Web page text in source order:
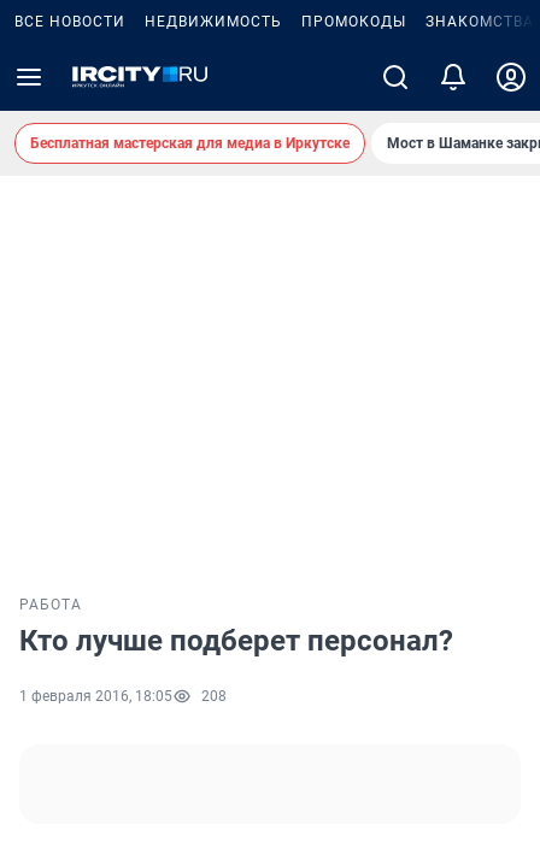
ВСЕ НОВОСТИ НЕДВИЖИМОСТЬ ПРОМОКОДЫ ЗНАКОМСТВА
Бесплатная мастерская для медиа в Иркутске Мост в Шаманке
РАБОТА
Кто лучше подберет персонал?
1 февраля 2016, 18:05 208